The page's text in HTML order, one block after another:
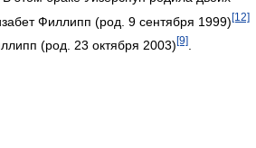
Филлипп (род. 9 сентября 1999)[12]
(род. 23 октября 2003) [9]